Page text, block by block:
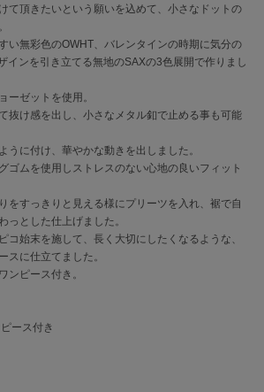
て頂きたいという願いを込めて、小さなドットの
い無彩色のOWHT、バレンタインの時期に気分の
インを引き立てる無地のSAXの3色展開で作りまし
ーゼットを使用。
抜け感を出し、小さなメタル釦で止める事も可能
うに付け、華やかな動きを出しました。
ゴムを使用しストレスのない心地の良いフィット
をすっきりと見える様にプリーツを入れ、裾で自
っとした仕上げました。
コ始末を施して、長く大切にしたくなるような、
スに仕立てました。
ンピース付き。
ース付き